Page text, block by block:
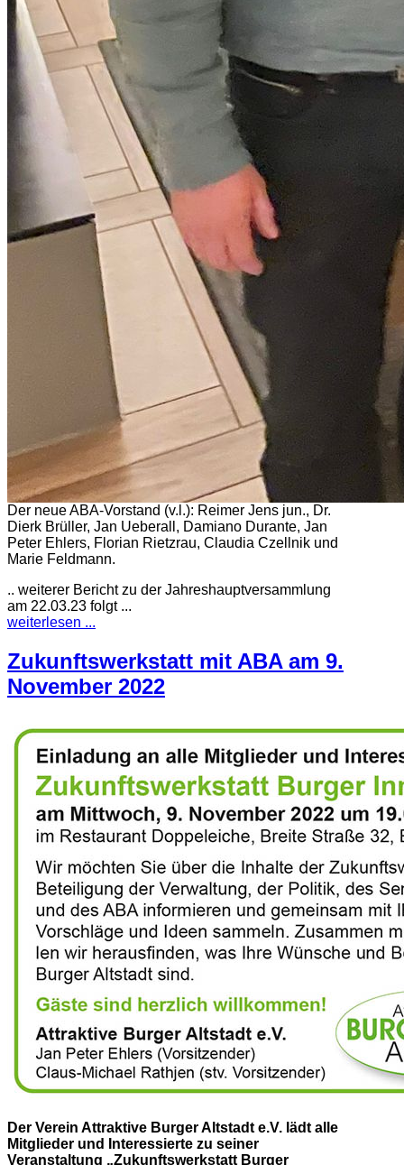
Der neue ABA-Vorstand (v.l.): Reimer Jens jun., Dr.
Dierk Brüller, Jan Ueberall, Damiano Durante, Jan
Peter Ehlers, Florian Rietzrau, Claudia Czellnik und
Marie Feldmann.
.. weiterer Bericht zu der Jahreshauptversammlung
am 22.03.23 folgt ...
weiterlesen ...
Zukunftswerkstatt mit ABA am 9.
November 2022
Der Verein Attraktive Burger Altstadt e.V. lädt alle
Mitglieder und Interessierte zu seiner
Veranstaltung „Zukunftswerkstatt Burger